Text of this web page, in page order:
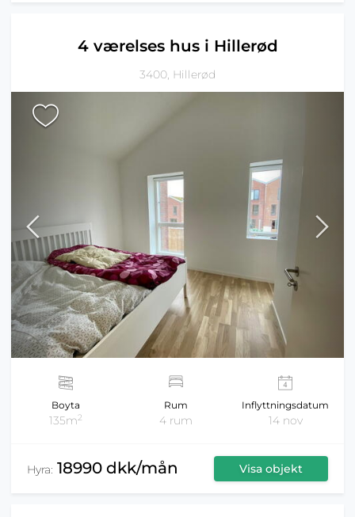
4 værelses hus i Hillerød
3400, Hillerød
Boyta
135m2
Rum
4 rum
Inflyttningsdatum
14 nov
Hyra: 18990 dkk/mån Visa objekt